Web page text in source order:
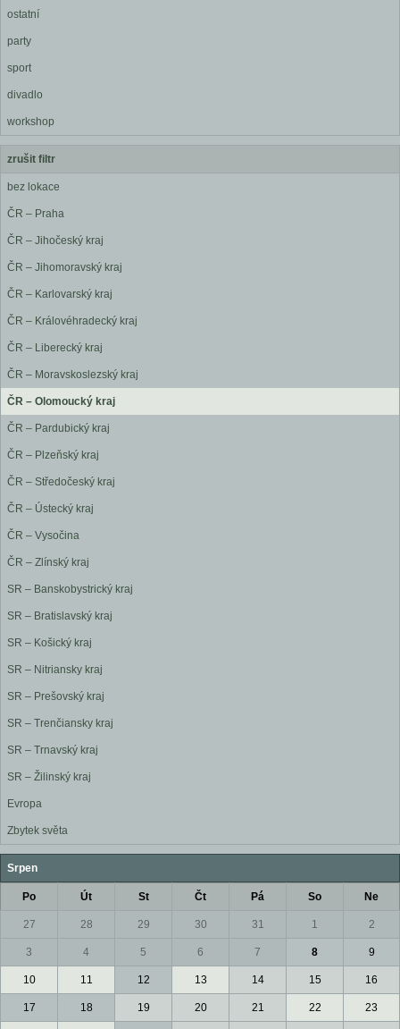
ostatní
party
sport
divadlo
workshop
zrušit filtr
bez lokace
ČR – Praha
ČR – Jihočeský kraj
ČR – Jihomoravský kraj
ČR – Karlovarský kraj
ČR – Královéhradecký kraj
ČR – Liberecký kraj
ČR – Moravskoslezský kraj
ČR – Olomoucký kraj
ČR – Pardubický kraj
ČR – Plzeňský kraj
ČR – Středočeský kraj
ČR – Ústecký kraj
ČR – Vysočina
ČR – Zlínský kraj
SR – Banskobystrický kraj
SR – Bratislavský kraj
SR – Košický kraj
SR – Nitriansky kraj
SR – Prešovský kraj
SR – Trenčiansky kraj
SR – Trnavský kraj
SR – Žilinský kraj
Evropa
Zbytek světa
Srpen
Po Út St Čt Pá So Ne
27 28 29 30 31 1 2
3 4 5 6 7 8 9
10 11 12 13 14 15 16
17 18 19 20 21 22 23